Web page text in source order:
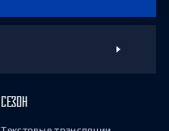
СЕЗОН